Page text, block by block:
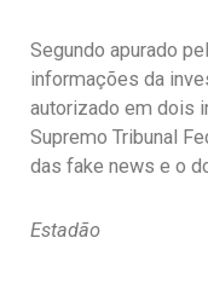
Segundo apurado
informações da
autorizado em dois
Supremo Tribunal
das fake news e o
Estadão